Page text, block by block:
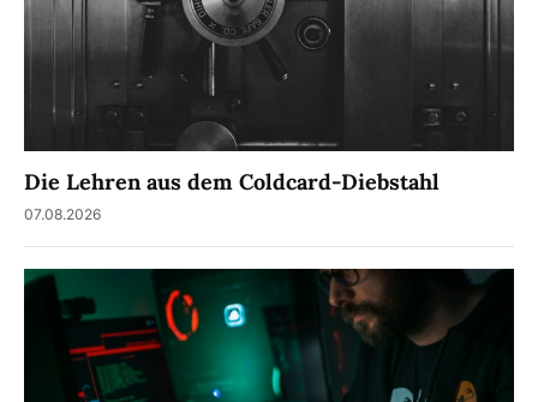
Die Lehren aus dem Coldcard-Diebstahl
07.08.2026